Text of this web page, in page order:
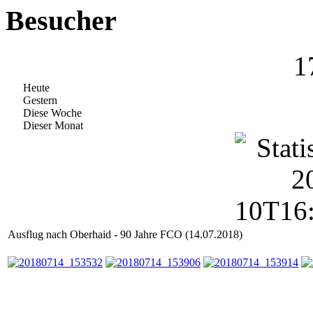
Besucher
Heute
Gestern
Diese Woche
Dieser Monat
Ausflug nach Oberhaid - 90 Jahre FCO (14.07.2018)